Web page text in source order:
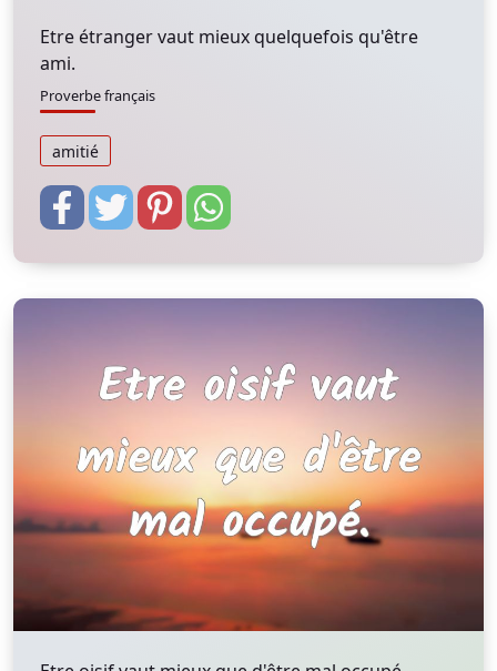
Etre étranger vaut mieux quelquefois qu'être
ami.
Proverbe français
amitié